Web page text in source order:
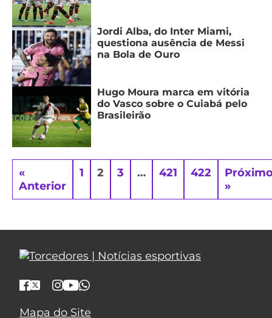
Jordi Alba, do Inter Miami,
questiona ausência de Messi
na Bola de Ouro
Hugo Moura marca em vitória
do Vasco sobre o Cuiabá pelo
Brasileirão
«
Anterior
1 2 3 … 421 422
»
Mapa do Site